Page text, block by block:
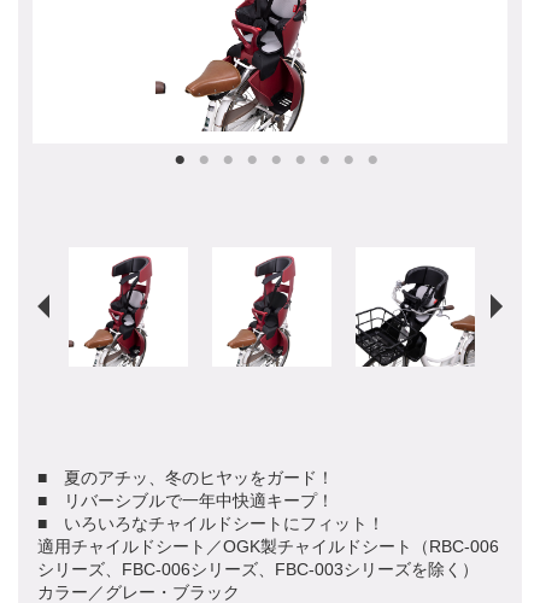
■ 夏のアチッ、冬のヒヤッをガード！
■ リバーシブルで一年中快適キープ！
■ いろいろなチャイルドシートにフィット！
適用チャイルドシート／OGK製チャイルドシート（RBC-006
シリーズ、FBC-006シリーズ、FBC-003シリーズを除く）
カラー／グレー・ブラック